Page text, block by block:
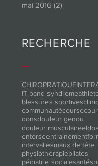
mai 2016 (2)
RECHERCHE
CHIROPRATIQUE
IT band syndrome
blessures sportives
communautécourse
donsdouleur genou
douleur musculaire
entorseentrainement
intervallesmaux de tête
physiothérapiepilates
pédiatrie socialesanté